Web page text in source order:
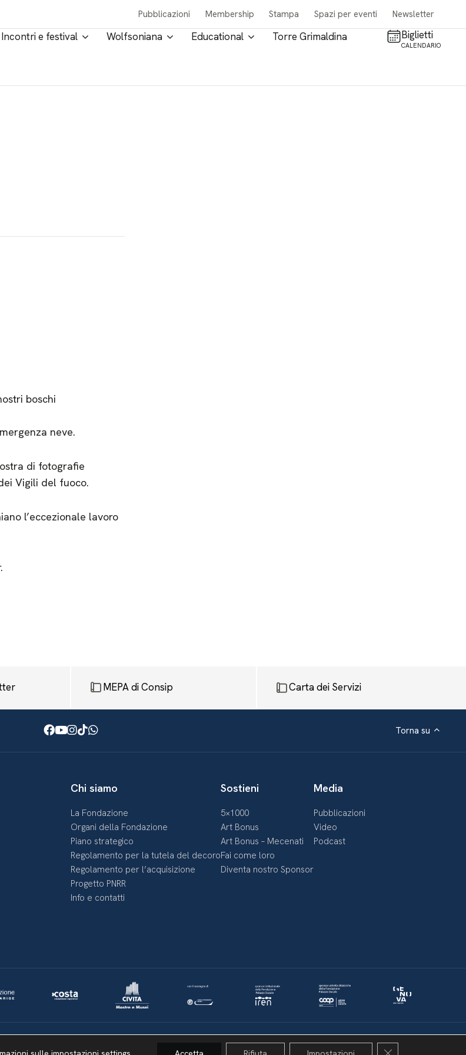
Pubblicazioni Membership Stampa Spazi per eventi Newsletter
Incontri e festival Wolfsoniana Educational Torre Grimaldina Biglietti
CALENDARIO
boschi
neve.
di fotografie
Vigili del fuoco.
l’eccezionale lavoro
MEPA di Consip Carta dei Servizi
Facebook
Youtube
Instagram
TikTok
WhatsApp Torna su
Chi siamo
La Fondazione
Organi della Fondazione
Piano strategico
Regolamento per la tutela del decoro
Regolamento per l’acquisizione
Progetto PNRR
Info e contatti
Sostieni
5×1000
Art Bonus
Art Bonus – Mecenati
Fai come loro
Diventa nostro Sponsor
Media
Pubblicazioni
Video
Podcast
Politica della privacy & Cookies
Policy social media
Close GDPR Cookie